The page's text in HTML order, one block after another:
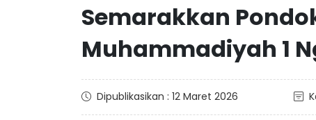
Semarakkan
Muhammadiyah 1
Dipublikasikan : 12 Maret 2026